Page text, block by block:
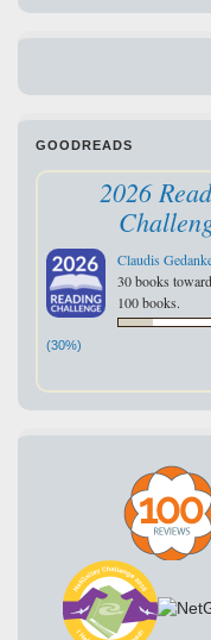
GOODREADS
2026
Claudis
30 books
100 books.
(30%)